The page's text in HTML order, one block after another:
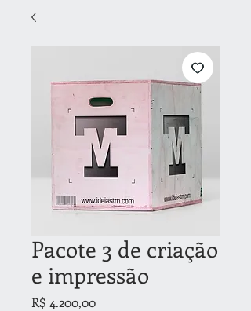
Pacote 3 de criação
e impressão
R$ 4.200,00Preço